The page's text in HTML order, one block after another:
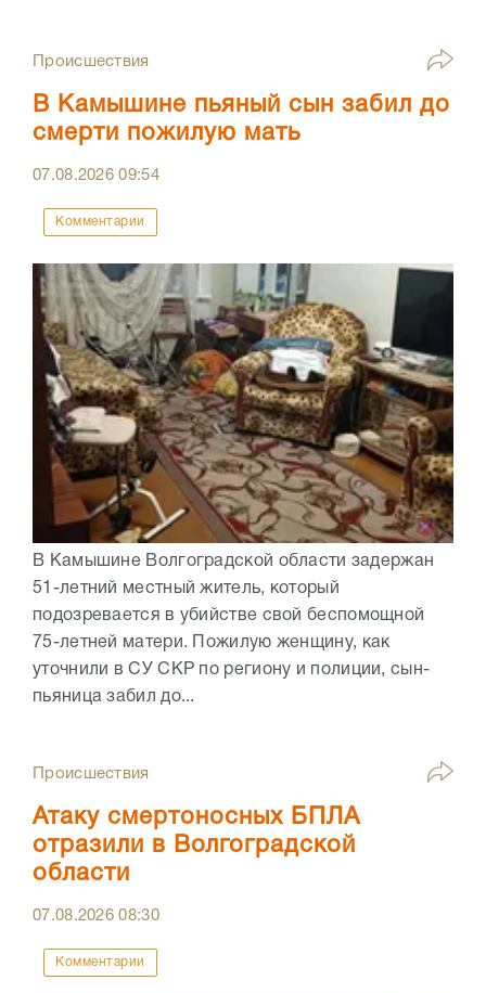
Происшествия
В Камышине пьяный сын забил до
смерти пожилую мать
07.08.202609:54
Комментарии
В Камышине Волгоградской области задержан
51-летний местный житель, который
подозревается в убийстве свой беспомощной
75-летней матери. Пожилую женщину, как
уточнили в СУ СКР по региону и полиции, сын-
пьяница забил до...
Происшествия
Атаку смертоносных БПЛА
отразили в Волгоградской
области
07.08.202608:30
Комментарии